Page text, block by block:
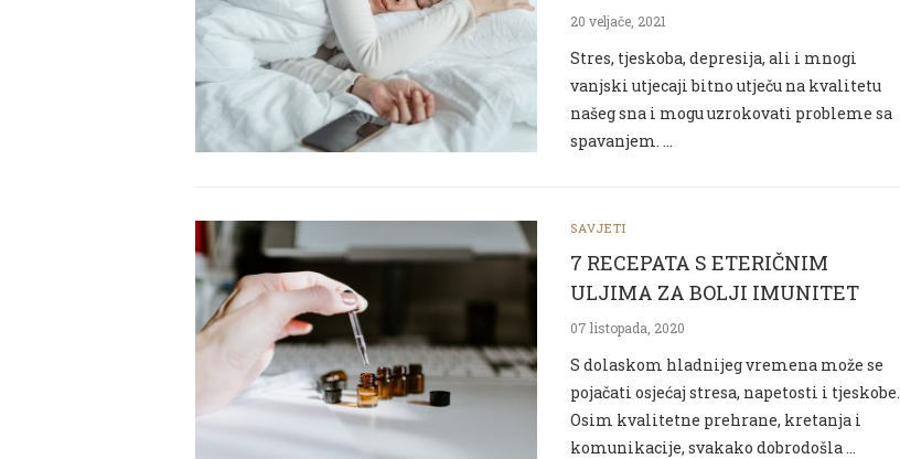
20 veljače, 2021
Stres, tjeskoba, depresija, ali i mnogi
vanjski utjecaji bitno utječu na kvalitetu
našeg sna i mogu uzrokovati probleme sa
spavanjem. …
SAVJETI
7 RECEPATA S ETERIČNIM
ULJIMA ZA BOLJI IMUNITET
07 listopada, 2020
S dolaskom hladnijeg vremena može se
pojačati osjećaj stresa, napetosti i tjeskobe.
Osim kvalitetne prehrane, kretanja i
komunikacije, svakako dobrodošla …